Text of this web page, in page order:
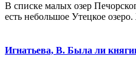
В списке малых озер
есть небольшое Утецкое
Игнатьева, В. Была ли